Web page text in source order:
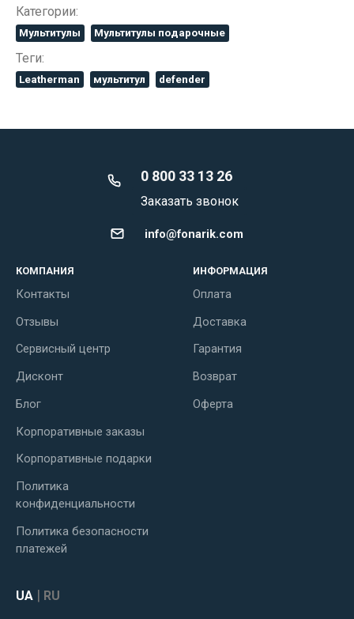
Категории:
Мультитулы Мультитулы подарочные
Теги:
Leatherman мультитул defender
0 800 33 13 26
Заказать звонок
info@fonarik.com
КОМПАНИЯ
Контакты
Отзывы
Сервисный центр
Дисконт
Блог
Корпоративные заказы
Корпоративные подарки
Политика
конфиденциальности
Политика безопасности
платежей
ИНФОРМАЦИЯ
Оплата
Доставка
Гарантия
Возврат
Оферта
UA | RU